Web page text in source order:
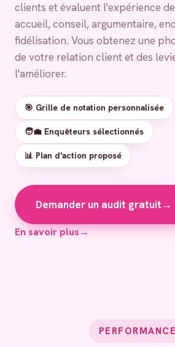
clients et évaluent l'expérience
accueil, conseil, argumentaire,
fidélisation. Vous obtenez une
de votre relation client et des
l'améliorer.
🎯 Grille de notation personnalisée
🧑‍💼 Enquêteurs sélectionnés
📊 Plan d'action proposé
Demander un audit gratuit→
En savoir plus→
PERFORMANCE